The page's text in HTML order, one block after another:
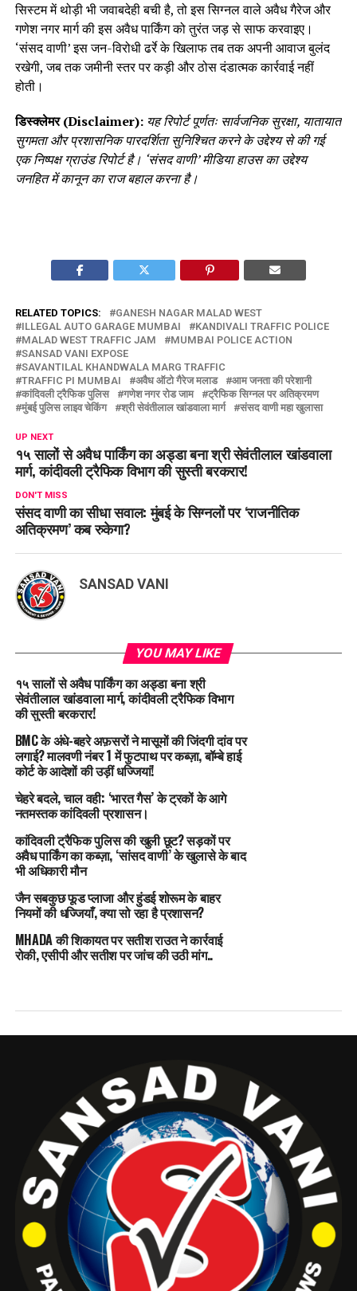
सिस्टम में थोड़ी भी जवाबदेही बची है, तो इस सिग्नल वाले अवैध गैरेज और
गणेश नगर मार्ग की इस अवैध पार्किंग को तुरंत जड़ से साफ करवाइए।
‘संसद वाणी’ इस जन-विरोधी ढर्रे के खिलाफ तब तक अपनी आवाज बुलंद
रखेगी, जब तक जमीनी स्तर पर कड़ी और ठोस दंडात्मक कार्रवाई नहीं
होती।
डिस्क्लेमर (Disclaimer): यह रिपोर्ट पूर्णतः सार्वजनिक सुरक्षा, यातायात
सुगमता और प्रशासनिक पारदर्शिता सुनिश्चित करने के उद्देश्य से की गई
एक निष्पक्ष ग्राउंड रिपोर्ट है। ‘संसद वाणी’ मीडिया हाउस का उद्देश्य
जनहित में कानून का राज बहाल करना है।
RELATED TOPICS:
GANESH NAGAR MALAD WEST
ILLEGAL AUTO GARAGE MUMBAI
KANDIVALI TRAFFIC POLICE
MALAD WEST TRAFFIC JAM
MUMBAI POLICE ACTION
SANSAD VANI EXPOSE
SAVANTILAL KHANDWALA MARG TRAFFIC
TRAFFIC PI MUMBAI
अवैध ऑटो गैरेज मलाड
आम जनता की परेशानी
कांदिवली ट्रैफिक पुलिस
गणेश नगर रोड जाम
ट्रैफिक सिग्नल पर अतिक्रमण
मुंबई पुलिस लाइव चेकिंग
श्री सेवंतीलाल खांडवाला मार्ग संसद वाणी महा खुलासा
UP NEXT
१५ सालों से अवैध पार्किंग का अड्डा बना श्री सेवंतीलाल खांडवाला
मार्ग, कांदीवली ट्रैफिक विभाग की सुस्ती बरकरार!
DON'T MISS
संसद वाणी का सीधा सवाल: मुंबई के सिग्नलों पर ‘राजनीतिक
अतिक्रमण’ कब रुकेगा?
SANSAD VANI
YOU MAY LIKE
१५ सालों से अवैध पार्किंग का अड्डा बना श्री
सेवंतीलाल खांडवाला मार्ग, कांदीवली ट्रैफिक विभाग
की सुस्ती बरकरार!
BMC के अंधे-बहरे अफ़सरों ने मासूमों की जिंदगी दांव पर
लगाई? मालवणी नंबर 1 में फुटपाथ पर कब्ज़ा, बॉम्बे हाई
कोर्ट के आदेशों की उड़ीं धज्जियां!
चेहरे बदले, चाल वही: ‘भारत गैस’ के ट्रकों के आगे
नतमस्तक कांदिवली प्रशासन।
कांदिवली ट्रैफिक पुलिस की खुली छूट? सड़कों पर
अवैध पार्किंग का कब्ज़ा, ‘सांसद वाणी’ के खुलासे के बाद
भी अधिकारी मौन
जैन सबकुछ फूड प्लाजा और हुंडई शोरूम के बाहर
नियमों की धज्जियाँ, क्या सो रहा है प्रशासन?
MHADA की शिकायत पर सतीश राउत ने कार्रवाई
रोकी, एसीपी और सतीश पर जांच की उठी मांग..